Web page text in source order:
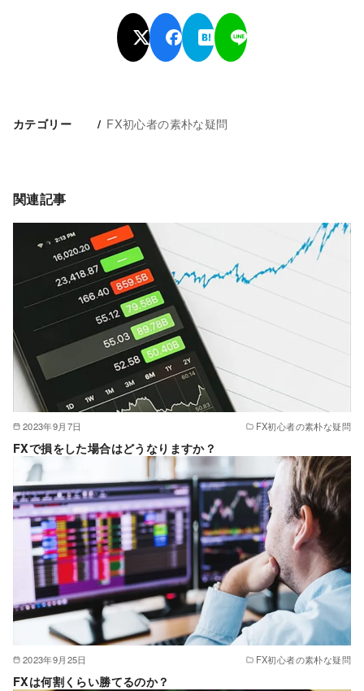
カテゴリー FX初心者の素朴な疑問
関連記事
2023年9月7日 FX初心者の素朴な疑問
FXで損をした場合はどうなりますか？
2023年9月25日 FX初心者の素朴な疑問
FXは何割くらい勝てるのか？